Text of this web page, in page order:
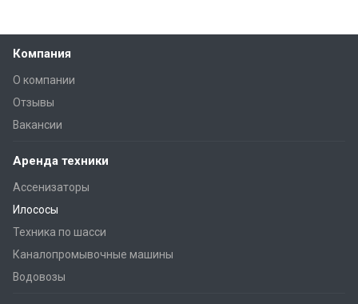
Компания
О компании
Отзывы
Вакансии
Аренда техники
Ассенизаторы
Илососы
Техника по шасси
Каналопромывочные машины
Водовозы